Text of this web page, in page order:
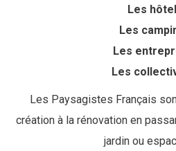
Les
Les
Les
Les
Les Paysagistes Français
création à la rénovation en
jardin ou